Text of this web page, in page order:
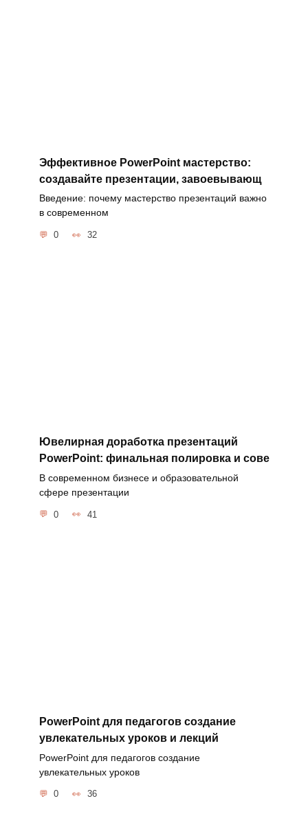
Эффективное PowerPoint мастерство:
создавайте презентации, завоевывающ
Введение: почему мастерство презентаций важно
в современном
0 32
Ювелирная доработка презентаций
PowerPoint: финальная полировка и сове
В современном бизнесе и образовательной
сфере презентации
0 41
PowerPoint для педагогов создание
увлекательных уроков и лекций
PowerPoint для педагогов создание
увлекательных уроков
0 36